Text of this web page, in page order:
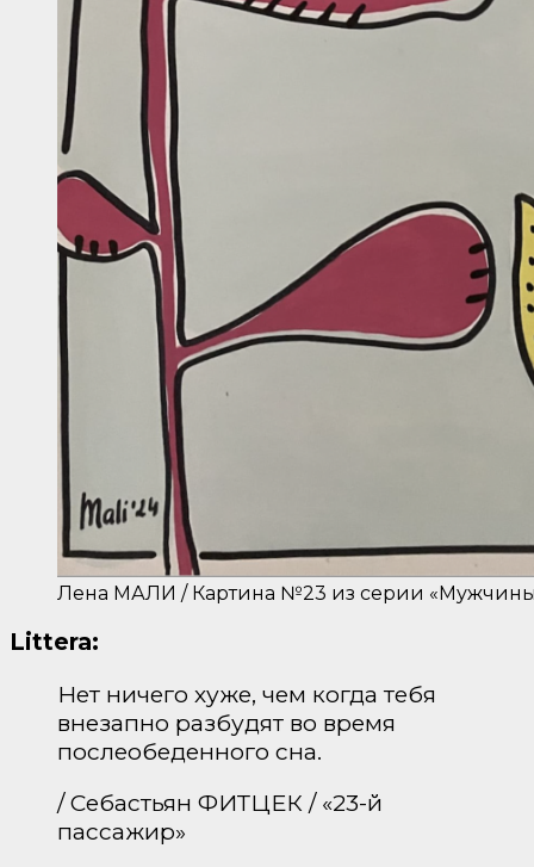
Лена МАЛИ / Картина №23 из серии
Littera:
Нет ничего хуже, чем когда тебя
внезапно разбудят во время
послеобеденного сна.
/ Себастьян ФИТЦЕК / «23-й
пассажир»